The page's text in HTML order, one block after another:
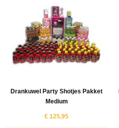
Drankuwel Party Shotjes Pakket
Medium
€ 125,95